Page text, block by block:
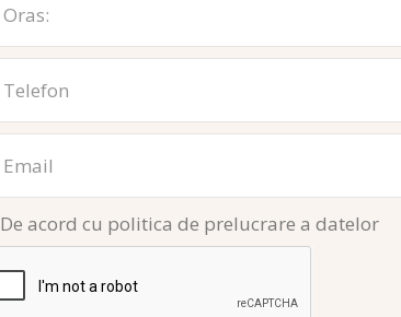
De acord cu politica de prelucrare a datelor